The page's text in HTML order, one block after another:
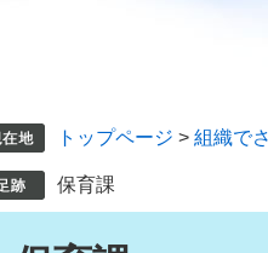
トップページ > 組織で
保育課